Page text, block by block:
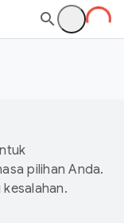
pilihan Anda.